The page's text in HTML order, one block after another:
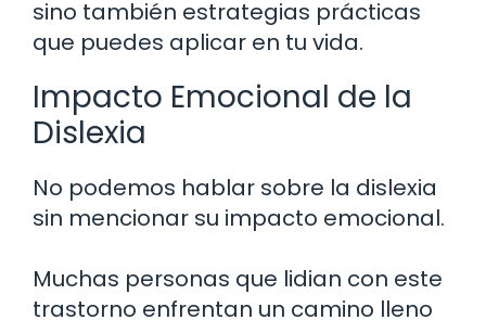
sino también estrategias prácticas
que puedes aplicar en tu vida.
Impacto Emocional de la
Dislexia
No podemos hablar sobre la dislexia
sin mencionar su impacto emocional.
Muchas personas que lidian con este
trastorno enfrentan un camino lleno